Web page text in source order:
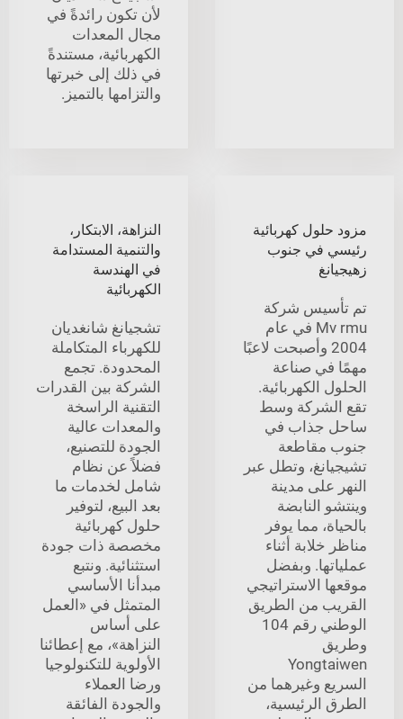
لأن تكون رائدةً في
مجال المعدات
الكهربائية، مستندةً
في ذلك إلى خبرتها
والتزامها بالتميز.
مزود حلول كهربائية
رئيسي في جنوب
زهيجيانغ
تم تأسيس شركة
Mv rmu في عام
2004 وأصبحت لاعبًا
مهمًا في صناعة
الحلول الكهربائية.
تقع الشركة وسط
ساحل جذاب في
جنوب مقاطعة
تشيجيانغ، وتطل عبر
النهر على مدينة
وينتشو النابضة
بالحياة، مما يوفر
مناظر خلابة أثناء
عملياتها. وبفضل
موقعها الاستراتيجي
القريب من الطريق
الوطني رقم 104
وطريق
Yongtaiwen
السريع وغيرهما من
الطرق الرئيسية،
النزاهة، الابتكار،
والتنمية المستدامة
في الهندسة
الكهربائية
تشجيانغ شانغديان
للكهرباء المتكاملة
المحدودة. تجمع
الشركة بين القدرات
التقنية الراسخة
والمعدات عالية
الجودة للتصنيع،
فضلاً عن نظام
شامل لخدمات ما
بعد البيع، لتوفير
حلول كهربائية
مخصصة ذات جودة
استثنائية. ونتبع
مبدأنا الأساسي
المتمثل في «العمل
على أساس
النزاهة»، مع إعطائنا
الأولوية للتكنولوجيا
ورضا العملاء
والجودة الفائقة